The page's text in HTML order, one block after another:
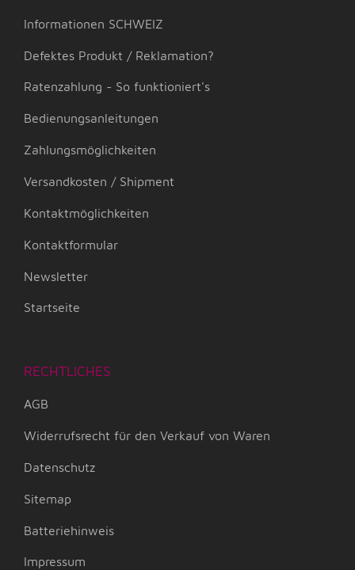
Informationen SCHWEIZ
Defektes Produkt / Reklamation?
Ratenzahlung - So funktioniert's
Bedienungsanleitungen
Zahlungsmöglichkeiten
Versandkosten / Shipment
Kontaktmöglichkeiten
Kontaktformular
Newsletter
Startseite
RECHTLICHES
AGB
Widerrufsrecht für den Verkauf von Waren
Datenschutz
Sitemap
Batteriehinweis
Impressum